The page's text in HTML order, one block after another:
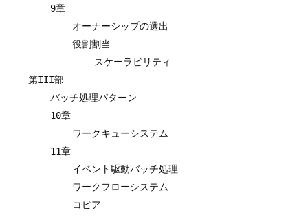
        9章
            オーナーシップの選出
            役割割当
                スケーラビリティ
    第III部
        バッチ処理パターン
        10章
            ワークキューシステム
        11章
            イベント駆動バッチ処理
            ワークフローシステム
            コピア